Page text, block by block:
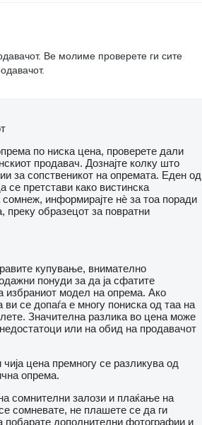
Ве молиме проверете ги сите
по ниска цена, проверете дали
продавач. Дознајте колку што
за сопственикот на опремата. Еден од
се претстави како вистинска
сомнеж, информирајте нѐ за тоа поради
преку образецот за повратни
купување, внимателно
понуди за да ја сфатите
избраниот модел на опрема. Ако
ви се допаѓа е многу пониска од таа на
Значителна разлика во цена може
или на обид на продавачот
цена премногу се разликува од
опрема.
сомнителни залози и плаќање на
сомневате, не плашете се да ги
побарате дополнителни фотографии и